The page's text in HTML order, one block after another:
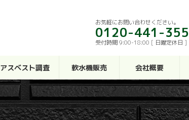
お気軽にお問い合わせください。
0120-441-355
受付時間 9:00-18:00 [ 日曜定休日 ]
アスベスト調査 軟水機販売 会社概要